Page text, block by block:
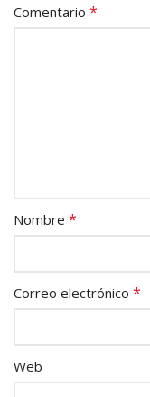
Comentario *
Nombre *
Correo electrónico *
Web